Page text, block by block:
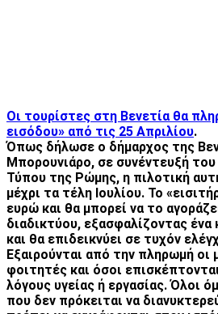
Οι τουρίστες στη Βενετία θα
εισόδου» από τις 25 Απριλίου.
Όπως δήλωσε ο δήμαρχος της
Μπορουνιάρο, σε συνέντευξή
Τύπου της Ρώμης, η πιλοτική
μέχρι τα τέλη Ιουλίου. Το
ευρώ και θα μπορεί να το
διαδικτύου, εξασφαλίζοντας
και θα επιδεικνύει σε τυχόν
Εξαιρούνται από την πληρωμή οι
φοιτητές και όσοι
λόγους υγείας ή εργασίας. Όλοι
που δεν πρόκειται να